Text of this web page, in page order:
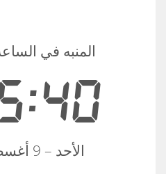
المنبه في الساعة 9:09
الأحد – 9 أغسطس 2026